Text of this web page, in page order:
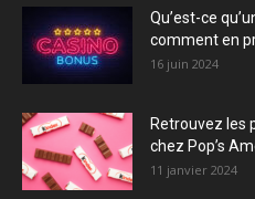
Qu’est-ce
comment en
16 juin 2024
Retrouvez les
chez Pop’s
11 janvier 2024